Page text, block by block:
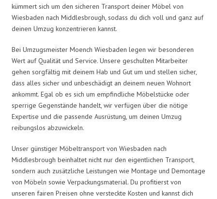
kümmert sich um den sicheren Transport deiner Möbel von
Wiesbaden nach Middlesbrough, sodass du dich voll und ganz auf
deinen Umzug konzentrieren kannst.
Bei Umzugsmeister Moench Wiesbaden legen wir besonderen
Wert auf Qualität und Service. Unsere geschulten Mitarbeiter
gehen sorgfältig mit deinem Hab und Gut um und stellen sicher,
dass alles sicher und unbeschädigt an deinem neuen Wohnort
ankommt. Egal ob es sich um empfindliche Möbelstücke oder
sperrige Gegenstände handelt, wir verfügen über die nötige
Expertise und die passende Ausrüstung, um deinen Umzug
reibungslos abzuwickeln.
Unser günstiger Möbeltransport von Wiesbaden nach
Middlesbrough beinhaltet nicht nur den eigentlichen Transport,
sondern auch zusätzliche Leistungen wie Montage und Demontage
von Möbeln sowie Verpackungsmaterial. Du profitierst von
unseren fairen Preisen ohne versteckte Kosten und kannst dich